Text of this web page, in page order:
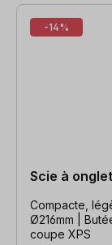
-14%
Scie à
Compacte, légère et
Ø216mm |
coupe XPS